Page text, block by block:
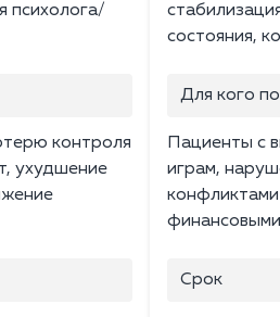
психолога/
контроля
ухудшение
состояния,
Для кого
Пациенты с
играм,
Срок